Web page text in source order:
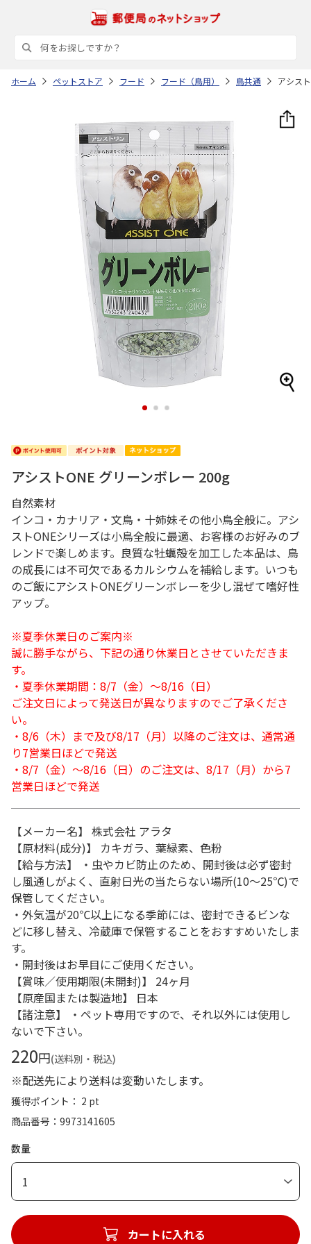
ホーム ペットストア フード フード（鳥用） 鳥共通 アシス
1 2 3
アシストONE グリーンボレー 200g
自然素材
インコ・カナリア・文鳥・十姉妹その他小鳥全般に。アシ
ストONEシリーズは小鳥全般に最適、お客様のお好みのブ
レンドで楽しめます。良質な牡蠣殻を加工した本品は、鳥
の成長には不可欠であるカルシウムを補給します。いつも
のご飯にアシストONEグリーンボレーを少し混ぜて嗜好性
アップ。
※夏季休業日のご案内※
誠に勝手ながら、下記の通り休業日とさせていただきま
す。
・夏季休業期間：8/7（金）～8/16（日）
ご注文日によって発送日が異なりますのでご了承くださ
い。
・8/6（木）まで及び8/17（月）以降のご注文は、通常通
り7営業日ほどで発送
・8/7（金）～8/16（日）のご注文は、8/17（月）から7
営業日ほどで発送
【メーカー名】 株式会社 アラタ
【原材料(成分)】 カキガラ、葉緑素、色粉
【給与方法】 ・虫やカビ防止のため、開封後は必ず密封
し風通しがよく、直射日光の当たらない場所(10～25℃)で
保管してください。
・外気温が20℃以上になる季節には、密封できるビンな
どに移し替え、冷蔵庫で保管することをおすすめいたしま
す。
・開封後はお早目にご使用ください。
【賞味／使用期限(未開封)】 24ヶ月
【原産国または製造地】 日本
【諸注意】 ・ペット専用ですので、それ以外には使用し
ないで下さい。
220円(送料別・税込)
※配送先により送料は変動いたします。
獲得ポイント： 2 pt
商品番号
9973141605
数量
1
カートに入れる